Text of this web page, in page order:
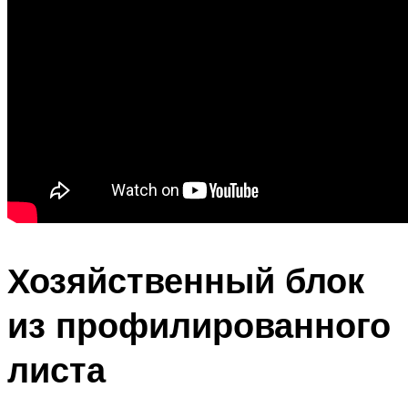
Хозяйственный блок
из профилированного
листа